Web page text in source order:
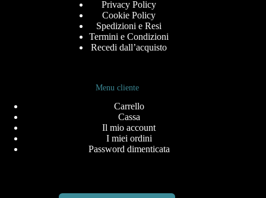
Privacy Policy
Cookie Policy
Spedizioni e Resi
Termini e Condizioni
Recedi dall’acquisto
Menu cliente
Carrello
Cassa
Il mio account
I miei ordini
Password dimenticata